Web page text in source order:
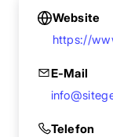
Website
https://
E-Mail
Telefon